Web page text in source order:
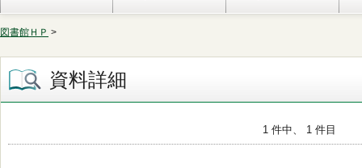
図書館ＨＰ >
資料詳細
1 件中、 1 件目